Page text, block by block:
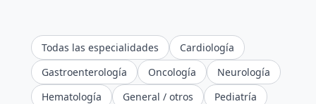
Todas las especialidades
Cardiología
Gastroenterología
Oncología
Neurología
Hematología
General / otros
Pediatría